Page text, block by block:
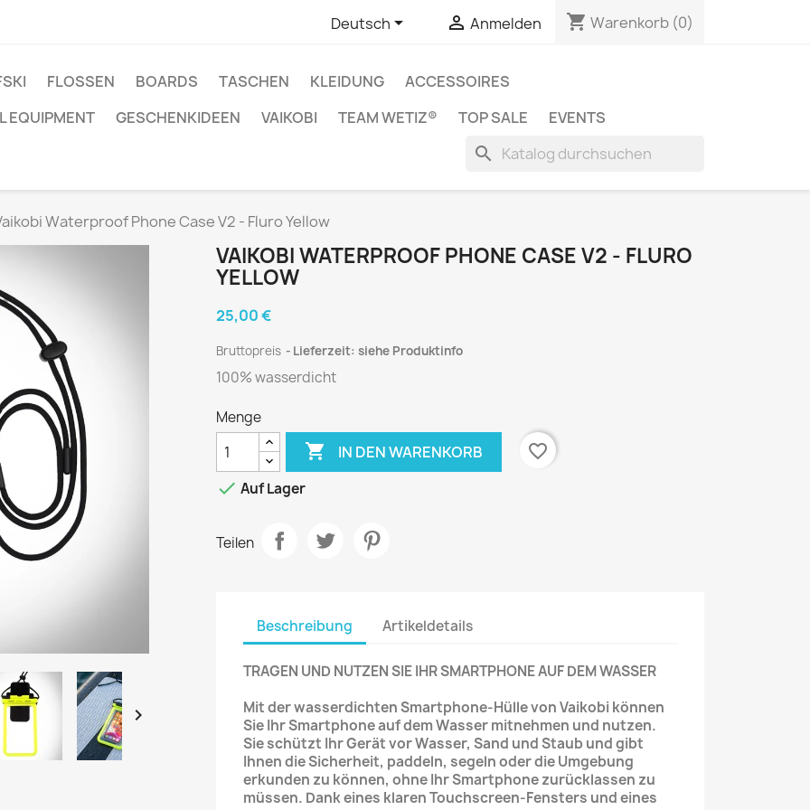
Deutsch  Anmelden shopping_cart Warenkorb (0)
FLOSSEN BOARDS TASCHEN KLEIDUNG
ACCESSOIRES
EQUIPMENT
GESCHENKIDEEN VAIKOBI TEAM WETIZ® TOP SALE EVENTS
search
Waterproof Phone Case V2 - Fluro Yellow

VAIKOBI WATERPROOF PHONE CASE V2 - FLURO
YELLOW
25,00 €
Bruttopreis Lieferzeit: siehe Produktinfo
100% wasserdicht
Menge
 IN DEN WARENKORB
favorite_border
 Auf Lager
Teilen
Beschreibung Artikeldetails
TRAGEN UND NUTZEN SIE IHR SMARTPHONE AUF DEM WASSER
Mit der wasserdichten Smartphone-Hülle von Vaikobi können
Sie Ihr Smartphone auf dem Wasser mitnehmen und nutzen.
Sie schützt Ihr Gerät vor Wasser, Sand und Staub und gibt
Ihnen die Sicherheit, paddeln, segeln oder die Umgebung
erkunden zu können, ohne Ihr Smartphone zurücklassen zu
müssen. Dank eines klaren Touchscreen-Fensters und eines